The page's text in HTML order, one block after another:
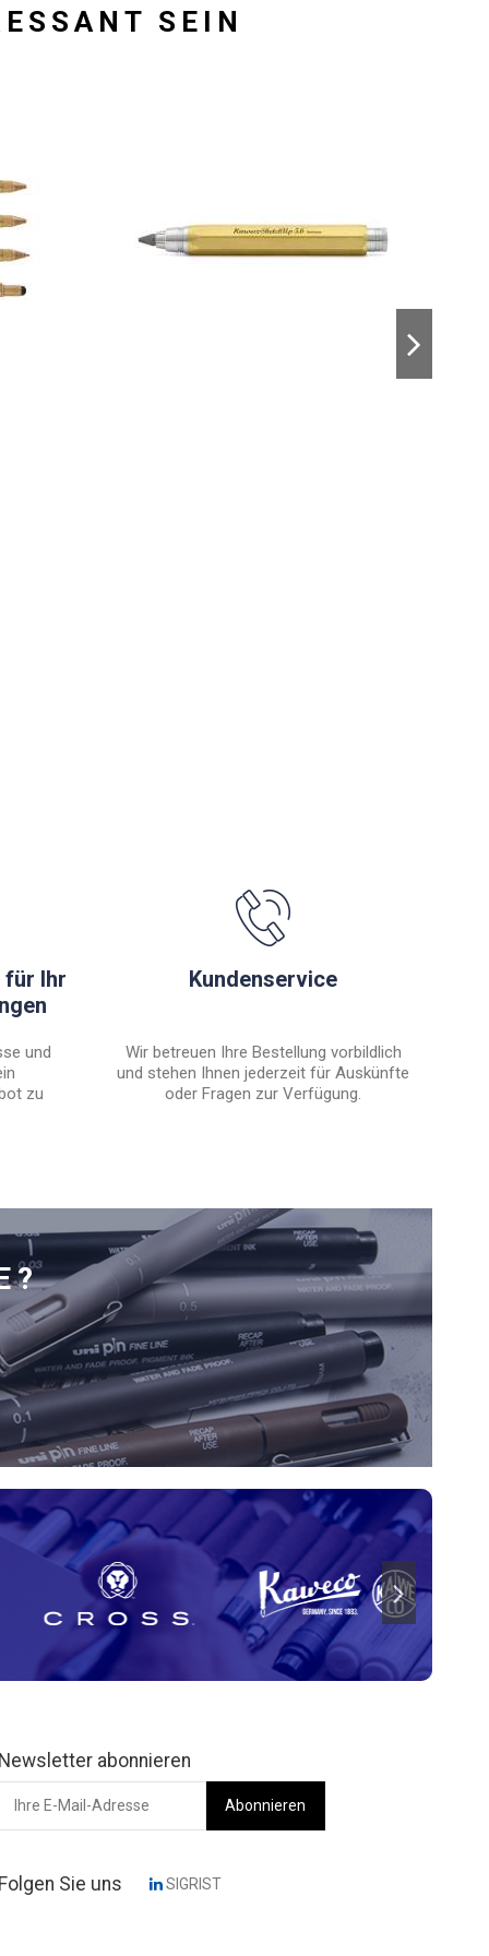
SEIN
für Ihr
und
zu
Kundenservice
Wir betreuen Ihre Bestellung vorbildlich
und stehen Ihnen jederzeit für Auskünfte
oder Fragen zur Verfügung.
abonnieren
Sie uns SIGRIST